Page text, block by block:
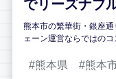
でリーズナブ
熊本市の繁華街・銀座
ェーン運営ならではの
熊本県 熊本